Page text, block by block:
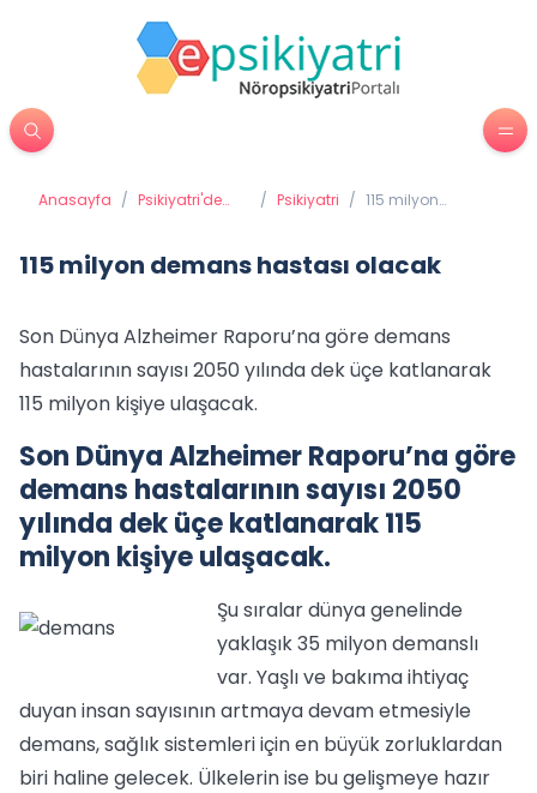
Anasayfa / Psikiyatri'de
/ Psikiyatri / 115 milyon
115 milyon demans hastası olacak
Son Dünya Alzheimer Raporu’na göre demans
hastalarının sayısı 2050 yılında dek üçe katlanarak
115 milyon kişiye ulaşacak.
Son Dünya Alzheimer Raporu’na göre
demans hastalarının sayısı 2050
yılında dek üçe katlanarak 115
milyon kişiye ulaşacak.
Şu sıralar dünya genelinde
yaklaşık 35 milyon demanslı
var. Yaşlı ve bakıma ihtiyaç
duyan insan sayısının artmaya devam etmesiyle
demans, sağlık sistemleri için en büyük zorluklardan
biri haline gelecek. Ülkelerin ise bu gelişmeye hazır